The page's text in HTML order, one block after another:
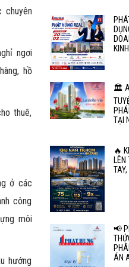
ngơi
hồ
thuê,
ở các
công
môi
hướng
🏛️
TẠI
🔥
📢
ÁN